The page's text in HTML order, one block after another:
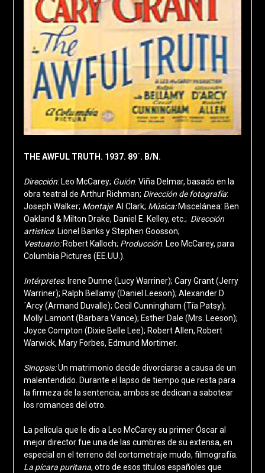
THE AWFUL TRUTH. 1937. 89´. B/N.
Dirección: Leo McCarey; Guión: Viña Delmar, basado en la
obra teatral de Arthur Richman; Dirección de fotografía:
Joseph Walker; Montaje: Al Clark; Música:Miscelánea: Ben
Oakland & Milton Drake, Daniel E. Kelley, etc.; Dirección
artistica: Lionel Banks y Stephen Goosson;
Vestuario: Robert Kalloch; Producción: Leo McCarey, para
Columbia Pictures (EE.UU.).
Intérpretes: Irene Dunne (Lucy Warriner); Cary Grant (Jerry
Warriner); Ralph Bellamy (Daniel Leeson); Alexander D
´Arcy (Armand Duvalle); Cecil Cunningham (Tía Patsy);
Molly Lamont (Barbara Vance); Esther Dale (Mrs. Leeson);
Joyce Compton (Dixie Belle Lee); Robert Allen, Robert
Warwick, Mary Forbes, Edmund Mortimer.
Sinopsis:Un matrimonio decide divorciarse a causa de un
malentendido. Durante el lapso de tiempo que resta para
la firmeza de la sentencia, ambos se dedican a sabotear
los romances del otro.
La película que le dio a Leo McCarey su primer Óscar al
mejor director fue una de las cumbres de su extensa, en
especial en el terreno del cortometraje mudo, filmografía.
La pícara puritana, otro de esos títulos españoles que